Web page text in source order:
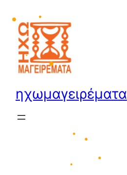
•
•
• •
στο
περιεχόμενο
ηχωμαγειρέματα